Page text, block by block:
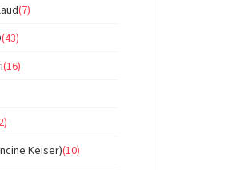
(7)
(43)
(16)
Keiser)(10)